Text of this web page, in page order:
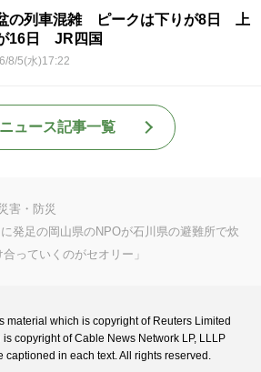
の列車混雑 ピークは下りが8日 上
16日 JR四国
8/5(水)17:22
ニュース記事一覧
害・防災
発足の岡山県のNPOが石川県の避難所で炊
っていくのがセオリー」
material which is copyright of Reuters Limited
copyright of Cable News Network LP, LLLP
captioned in each text. All rights reserved.